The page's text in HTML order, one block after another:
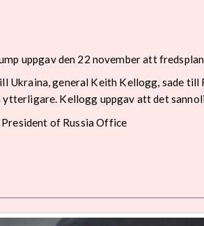
uppgav den 22 november att
Ukraina, general Keith Kellogg, sade
Kellogg uppgav att det
of Russia Office